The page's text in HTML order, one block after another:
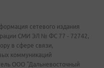
сетевого издания
СМИ ЭЛ № ФС 77 - 72742,
в сфере связи,
коммуникаций
ООО "Дальневосточный